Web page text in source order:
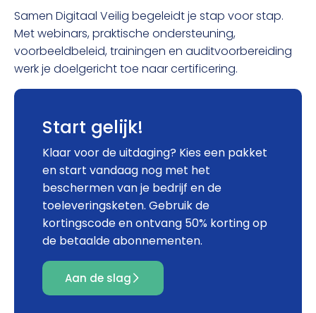
Samen Digitaal Veilig begeleidt je stap voor stap.
Met webinars, praktische ondersteuning,
voorbeeldbeleid, trainingen en auditvoorbereiding
werk je doelgericht toe naar certificering.
Start gelijk!
Klaar voor de uitdaging? Kies een pakket
en start vandaag nog met het
beschermen van je bedrijf en de
toeleveringsketen. Gebruik de
kortingscode en ontvang 50% korting op
de betaalde abonnementen.
Aan de slag